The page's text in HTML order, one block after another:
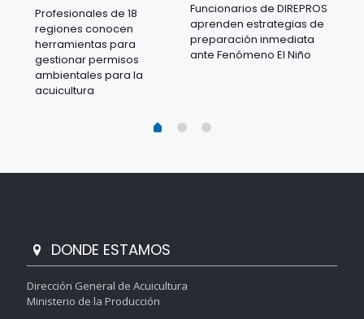
Profesionales de 18
regiones conocen
herramientas para
gestionar permisos
ambientales para la
acuicultura
Funcionarios de DIREPROS
aprenden estrategias de
preparación inmediata
ante Fenómeno El Niño
DONDE ESTAMOS
Dirección General de Acuicultura
Ministerio de la Producción